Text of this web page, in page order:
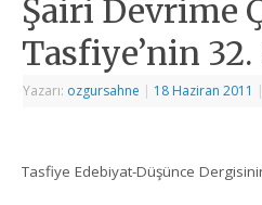
Şairi Devrime
Tasfiye’nin 32.
Yazarı: ozgursahne | 18 Haziran 2011 |
Tasfiye Edebiyat-Düşünce Dergisinin